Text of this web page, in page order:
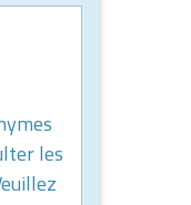
les